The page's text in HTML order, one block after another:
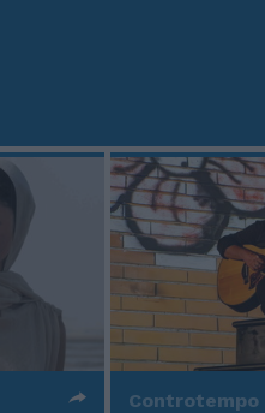
Controtempo